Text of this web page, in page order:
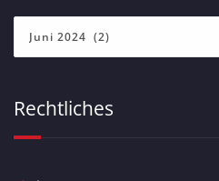
Rechtliches